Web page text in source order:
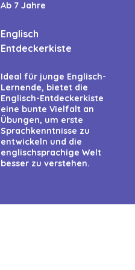
spielerisch zu
Sachwissen
Neben den
Themen wie
mehr. Mit
anwenden.
Ob als
Sinnvolle
Ab 7 Jahre
Englisch
Entdeckerkiste
Ideal für junge Englisch-
Lernende, bietet die
Englisch-Entdeckerkiste
eine bunte Vielfalt an
Übungen, um erste
Sprachkenntnisse zu
entwickeln und die
englischsprachige Welt
besser zu verstehen.